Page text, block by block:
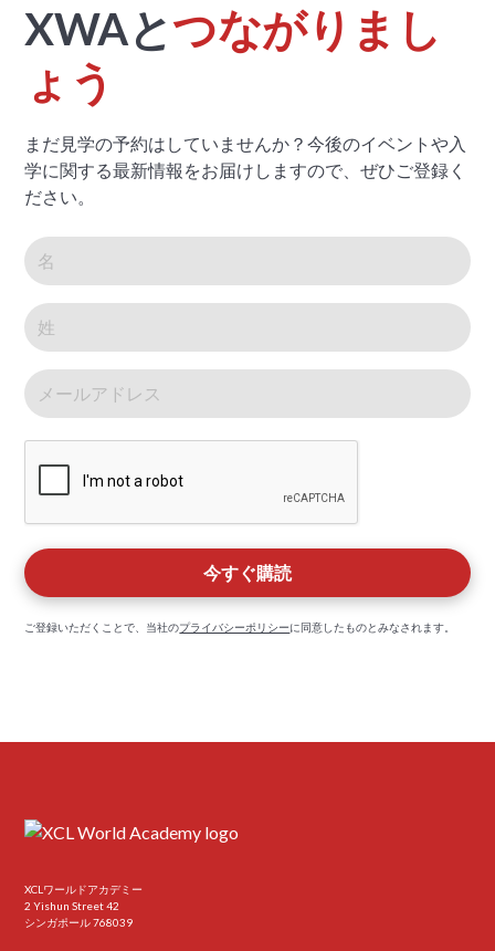
XWAとつながりまし
ょう
まだ見学の予約はしていませんか？今後のイベントや入
学に関する最新情報をお届けしますので、ぜひご登録く
ださい。
ご登録いただくことで、当社のプライバシーポリシーに同意したものとみなされます。
XCLワールドアカデミー
2 Yishun Street 42
シンガポール 768039